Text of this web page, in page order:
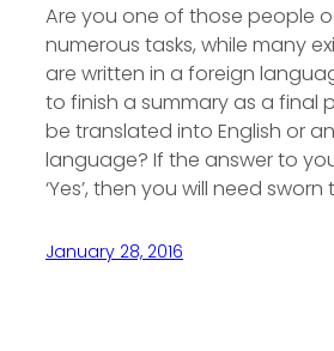
Are you one of those people
numerous tasks, while many
are written in a foreign
to finish a summary as a final
be translated into English or
language? If the answer to
‘Yes’, then you will need
January 28, 2016